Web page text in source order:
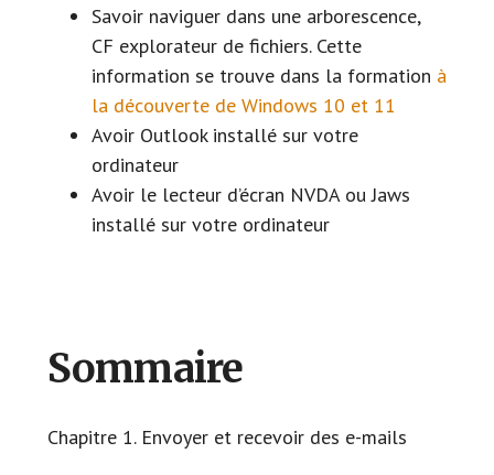
Savoir naviguer dans une arborescence,
CF explorateur de fichiers. Cette
information se trouve dans la formation à
la découverte de Windows 10 et 11
Avoir Outlook installé sur votre
ordinateur
Avoir le lecteur d’écran NVDA ou Jaws
installé sur votre ordinateur
Sommaire
Chapitre 1. Envoyer et recevoir des e-mails